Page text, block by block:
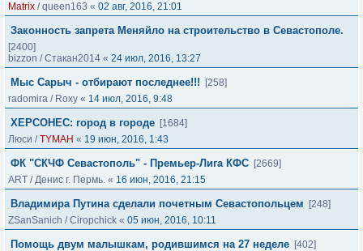
Matrix /queen163 « 02 авг, 2016, 21:01
Законность запрета Меняйло на строительство в Севастополе.
[2400]
bizzon /Стакан2014 « 24 июл, 2016, 13:27
Мыс Сарыч - отбирают последнее!!!
[258]
radomira / Roxy « 14 июл, 2016, 9:48
ХЕРСОНЕС: город в городе [1684]
Люси /TYMAH « 19 июн, 2016, 1:43
ФК "СКЧФ Севастополь" - Премьер-Лига КФС [2669]
ART /Денис г. Пермь. « 16 июн, 2016, 21:15
Владимира Путина сделали почетным Cевастопольцем
[248]
ZSanSanich /Ciropchick « 05 июн, 2016, 10:11
Помощь двум малышкам, родившимся на 27 неделе [402]